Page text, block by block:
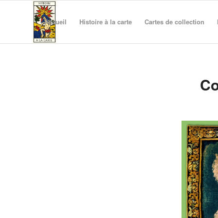
Accueil Histoire à la carte Cartes de collection